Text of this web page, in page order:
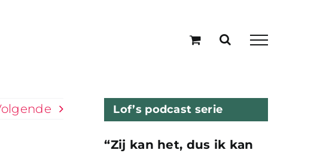
Lof’s podcast serie
“Zij kan het, dus ik kan